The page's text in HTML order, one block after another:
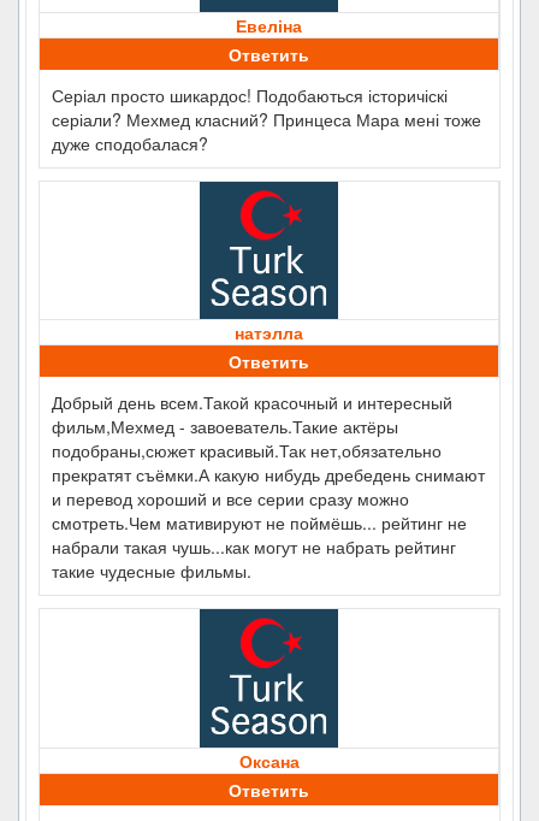
Евеліна
Ответить
Серіал просто шикардос! Подобаються історичіскі
серіали? Мехмед класний? Принцеса Мара мені тоже
дуже сподобалася?
натэлла
Ответить
Добрый день всем.Такой красочный и интересный
фильм,Мехмед - завоеватель.Такие актёры
подобраны,сюжет красивый.Так нет,обязательно
прекратят съёмки.А какую нибудь дребедень снимают
и перевод хороший и все серии сразу можно
смотреть.Чем мативируют не поймёшь... рейтинг не
набрали такая чушь...как могут не набрать рейтинг
такие чудесные фильмы.
Оксана
Ответить